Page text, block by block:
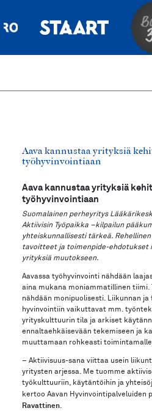
Aava kannustaa yrityksiä
työhyvinvointiaan
Aava kannustaa yrityksiä
työhyvinvointiaan
Suomalainen perheyritys
Aktiivisin Työpaikka –kilpailun
yhteiskunnallisesti tärkeä.
tavoitteet ja toimenpide-ehdotukset
yrityksiä muutokseen.
Aavassa työhyvinvointi nähdään
aina mukana moniammatillinen tiimi.
nähdään monipuolisesti. Liikunnan ja
hyvinvointiin vaikuttavat mm.
yrityskulttuurin tila ja arkiset
ennaltaehkäisevään tekemiseen ja
muuttamaan rohkeasti
– Aktiivisuus-sana viittaa usein
yritysten arjessa. Me tuomme
työkulttuuriin, käytäntöihin ja
kertoo Aavan Hyvinvointipalveluiden
Ravattinen.